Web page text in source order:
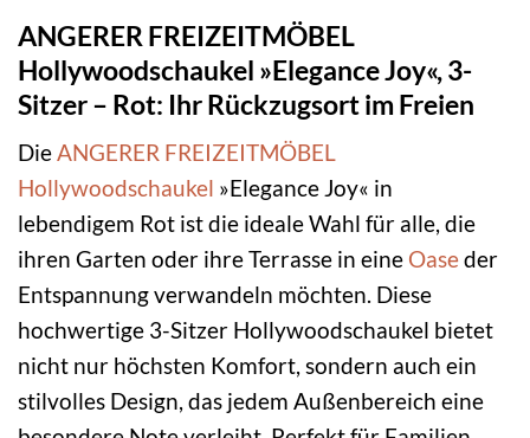
ANGERER FREIZEITMÖBEL
Hollywoodschaukel »Elegance Joy«, 3-
Sitzer – Rot: Ihr Rückzugsort im Freien
DieANGERER FREIZEITMÖBEL
Hollywoodschaukel »Elegance Joy« in
lebendigem Rot ist die ideale Wahl für alle, die
ihren Garten oder ihre Terrasse in eine Oaseder
Entspannung verwandeln möchten. Diese
hochwertige 3-Sitzer Hollywoodschaukel bietet
nicht nur höchsten Komfort, sondern auch ein
stilvolles Design, das jedem Außenbereich eine